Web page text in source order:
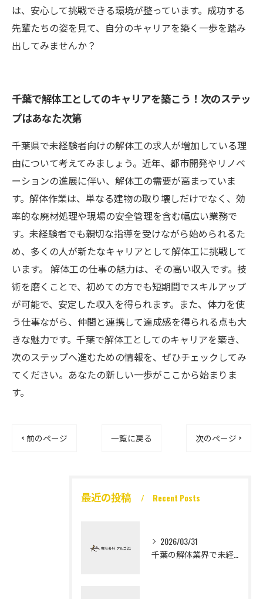
は、安心して挑戦できる環境が整っています。成功する
先輩たちの姿を見て、自分のキャリアを築く一歩を踏み
出してみませんか？
千葉で解体工としてのキャリアを築こう！次のステッ
プはあなた次第
千葉県で未経験者向けの解体工の求人が増加している理
由について考えてみましょう。近年、都市開発やリノベ
ーションの進展に伴い、解体工の需要が高まっていま
す。解体作業は、単なる建物の取り壊しだけでなく、効
率的な廃材処理や現場の安全管理を含む幅広い業務で
す。未経験者でも親切な指導を受けながら始められるた
め、多くの人が新たなキャリアとして解体工に挑戦して
います。 解体工の仕事の魅力は、その高い収入です。技
術を磨くことで、初めての方でも短期間でスキルアップ
が可能で、安定した収入を得られます。また、体力を使
う仕事ながら、仲間と連携して達成感を得られる点も大
きな魅力です。千葉で解体工としてのキャリアを築き、
次のステップへ進むための情報を、ぜひチェックしてみ
てください。あなたの新しい一歩がここから始まりま
す。
< 前のページ 一覧に戻る 次のページ >
最近の投稿 Recent Posts
2026/03/31